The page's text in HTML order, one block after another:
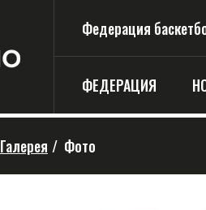
Федерация
ФЕДЕРАЦИЯ
Галерея / Фото